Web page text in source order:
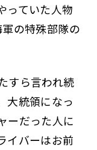
っていた人物
の特殊部隊の
すら言われ続
大統領になっ
ーだった人に
イバーはお前